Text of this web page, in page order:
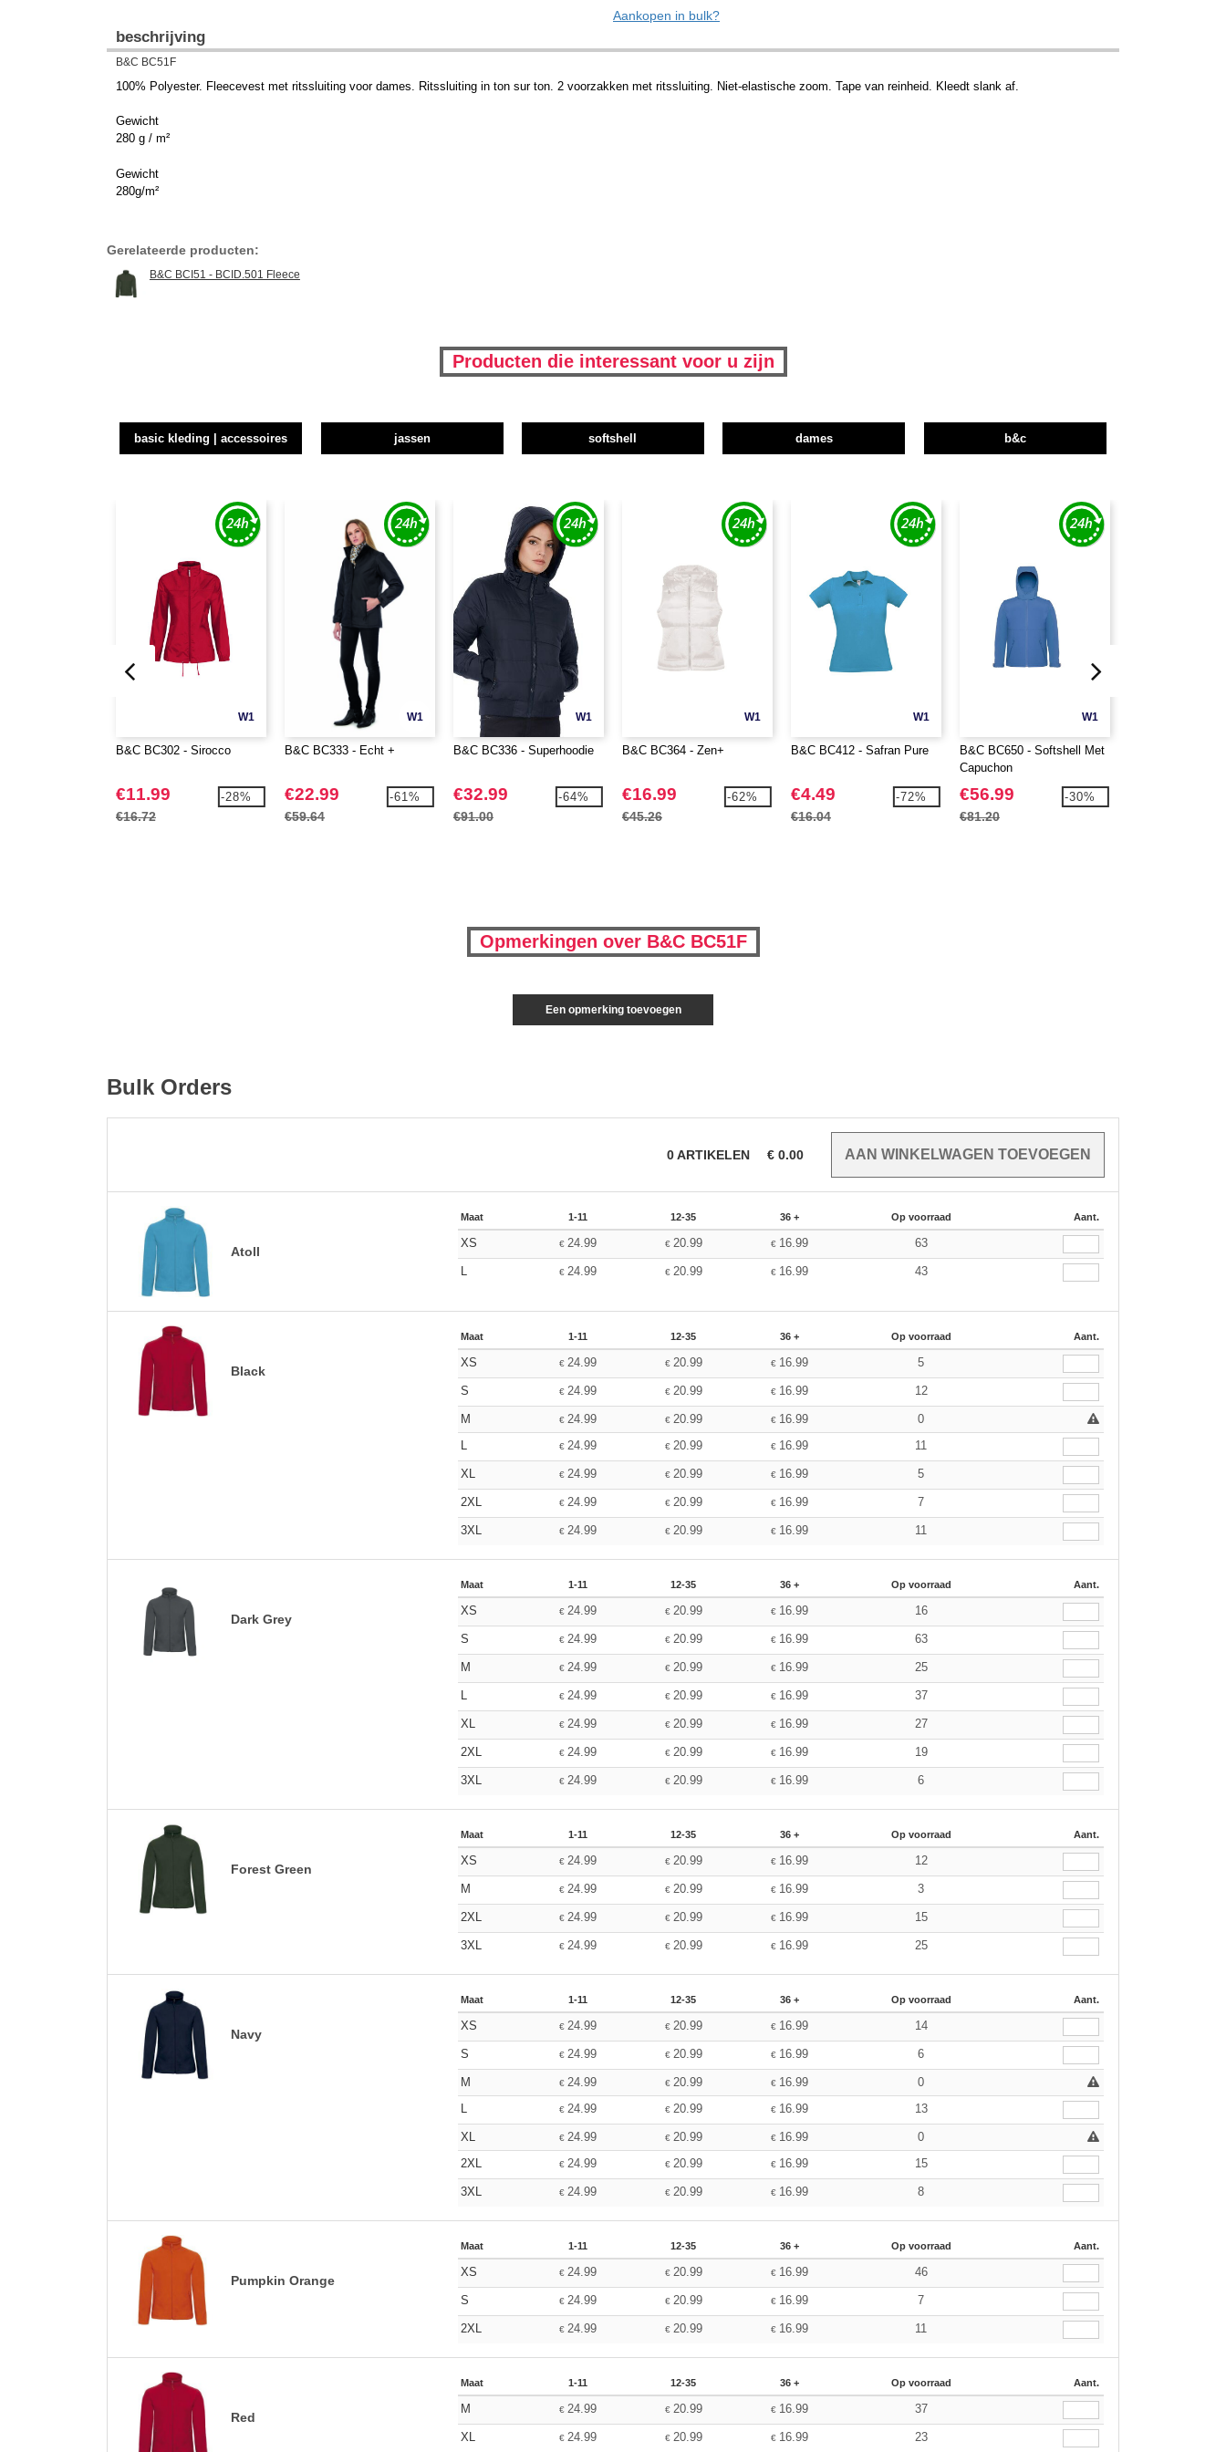
Aankopen in bulk?
beschrijving
B&C BC51F
100% Polyester. Fleecevest met ritssluiting voor dames. Ritssluiting in ton sur ton. 2 voorzakken met ritssluiting. Niet-elastische zoom. Tape van reinheid. Kleedt slank af.
Gewicht
280 g / m²
Gewicht
280g/m²
Gerelateerde producten:
B&C BCI51 - BCID.501 Fleece
Producten die interessant voor u zijn
basic kleding | accessoires jassen softshell dames b&c
W1
B&C BC302 - Sirocco
€11.99
€16.72
-28%
W1
B&C BC333 - Echt +
€22.99
€59.64
-61%
W1
B&C BC336 - Superhoodie
€32.99
€91.00
-64%
W1
B&C BC364 - Zen+
€16.99
€45.26
-62%
W1
B&C BC412 - Safran Pure
€4.49
€16.04
-72%
W1
B&C BC650 - Softshell Met
Capuchon
€56.99
€81.20
-30%
Opmerkingen over B&C BC51F
Een opmerking toevoegen
Bulk Orders
0ARTIKELEN € 0.00
Atoll
Maat 1-11 12-35 36 + Op voorraad Aant.
XS €24.99 € 20.99 € 16.99 63
L €24.99 € 20.99 € 16.99 43
Black
Maat 1-11 12-35 36 + Op voorraad Aant.
XS €24.99 € 20.99 € 16.99 5
S €24.99 € 20.99 € 16.99 12
M €24.99 € 20.99 € 16.99
0
L
€24.99 € 20.99 € 16.99 11
XL €24.99 € 20.99 € 16.99 5
2XL €24.99 € 20.99 € 16.99 7
3XL €24.99 € 20.99 € 16.99 11
Dark Grey
Maat 1-11 12-35 36 + Op voorraad Aant.
XS €24.99 € 20.99 € 16.99 16
S €24.99 € 20.99 € 16.99 63
M €24.99 € 20.99 € 16.99 25
L €24.99 € 20.99 € 16.99 37
XL €24.99 € 20.99 € 16.99 27
2XL €24.99 € 20.99 € 16.99 19
3XL €24.99 € 20.99 € 16.99 6
Forest Green
Maat 1-11 12-35 36 + Op voorraad Aant.
XS €24.99 € 20.99 € 16.99 12
M €24.99 € 20.99 € 16.99 3
2XL €24.99 € 20.99 € 16.99 15
3XL €24.99 € 20.99 € 16.99 25
Navy
Maat 1-11 12-35 36 + Op voorraad Aant.
XS €24.99 € 20.99 € 16.99 14
S €24.99 € 20.99 € 16.99 6
M €24.99 € 20.99 € 16.99
0
L
€24.99 € 20.99 € 16.99 13
XL €24.99 € 20.99 € 16.99
0
2XL
€24.99 € 20.99 € 16.99 15
3XL €24.99 € 20.99 € 16.99 8
Pumpkin Orange
Maat 1-11 12-35 36 + Op voorraad Aant.
XS €24.99 € 20.99 € 16.99 46
S €24.99 € 20.99 € 16.99 7
2XL €24.99 € 20.99 € 16.99 11
Red
Maat 1-11 12-35 36 + Op voorraad Aant.
M €24.99 € 20.99 € 16.99 37
XL €24.99 € 20.99 € 16.99 23